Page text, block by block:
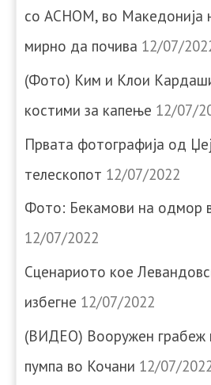
со АСНОМ, во Македонија
мирно да почива 12/07/
(Фото) Ким и Клои
костими за капење 12/07/
Првата фотографија од
телескопот 12/07/2022
Фото: Бекамови на одмор
12/07/2022
Сценариото кое
избегне 12/07/2022
(ВИДЕО) Вооружен грабеж
пумпа во Кочани 12/07/